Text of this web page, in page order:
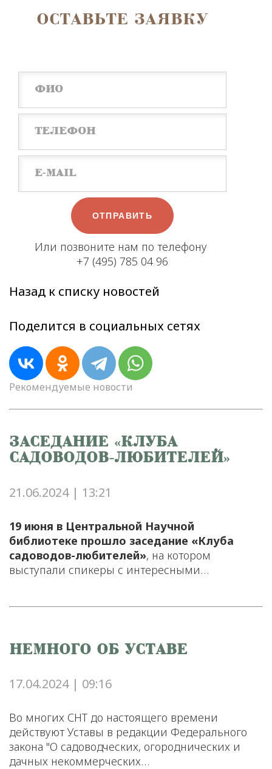
ОСТАВЬТЕ ЗАЯВКУ
ОТПРАВИТЬ
Или позвоните нам по телефону
+7 (495) 785 04 96
Назад к списку новостей
Поделится в социальных сетях
Рекомендуемые новости
ЗАСЕДАНИЕ «КЛУБА
САДОВОДОВ-ЛЮБИТЕЛЕЙ»
21.06.2024 | 13:21
19 июня в Центральной Научной
библиотеке прошло заседание «Клуба
садоводов-любителей», на котором
выступали спикеры с интересными…
НЕМНОГО ОБ УСТАВЕ
17.04.2024 | 09:16
Во многих СНТ до настоящего времени
действуют Уставы в редакции Федерального
закона "О садоводческих, огороднических и
дачных некоммерческих…